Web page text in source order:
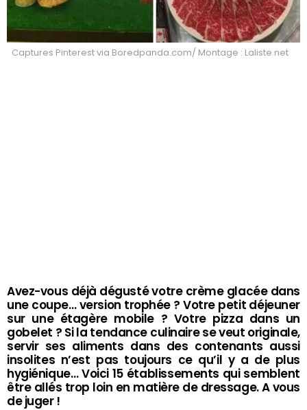
Captures Pinterest via Boredpanda.com/ Montage : Laliste.net
Avez-vous déjà dégusté votre crème glacée dans
une coupe… version trophée ? Votre petit déjeuner
sur une étagère mobile ? Votre pizza dans un
gobelet ? Si la tendance culinaire se veut originale,
servir ses aliments dans des contenants aussi
insolites n’est pas toujours ce qu’il y a de plus
hygiénique… Voici 15 établissements qui semblent
être allés trop loin en matière de dressage. A vous
de juger !